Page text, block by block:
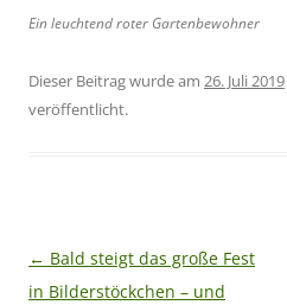
Ein leuchtend roter Gartenbewohner
Dieser Beitrag wurde am 26. Juli 2019
veröffentlicht.
Beitragsnavigation
← Bald steigt das große Fest
in Bilderstöckchen – und